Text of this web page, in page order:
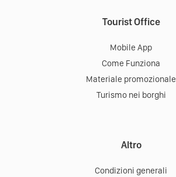
Tourist Office
Mobile App
Come Funziona
Materiale promozionale
Turismo nei borghi
Altro
Condizioni generali